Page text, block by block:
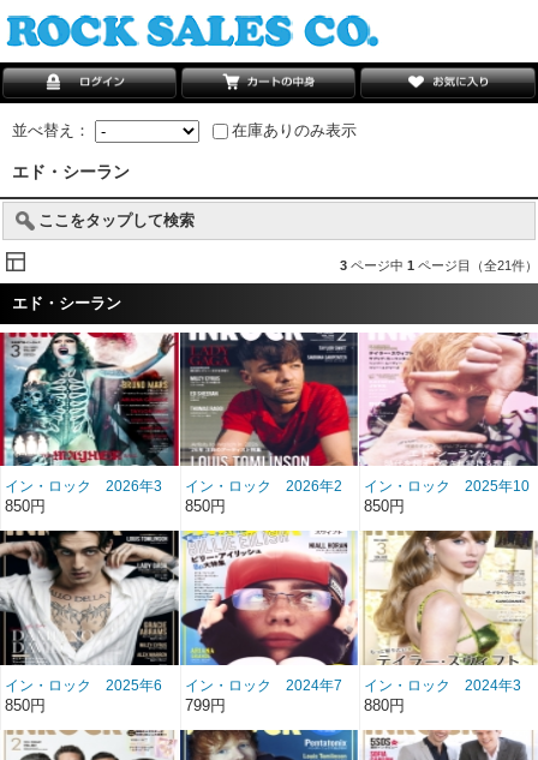
並べ替え： 在庫ありのみ表示
エド・シーラン
ここをタップして検索
3 ページ中 1 ページ目（全21件）
エド・シーラン
イン・ロック 2026年3
月号 雑誌/BN-507
850円
イン・ロック 2026年2
月号 雑誌/BN-506
850円
イン・ロック 2025年10
月号 雑誌/BN-502
850円
イン・ロック 2025年6
月号 雑誌/BN-498
850円
イン・ロック 2024年7
月号 雑誌/BN-487
799円
イン・ロック 2024年3
月号 雑誌/BN-483
880円